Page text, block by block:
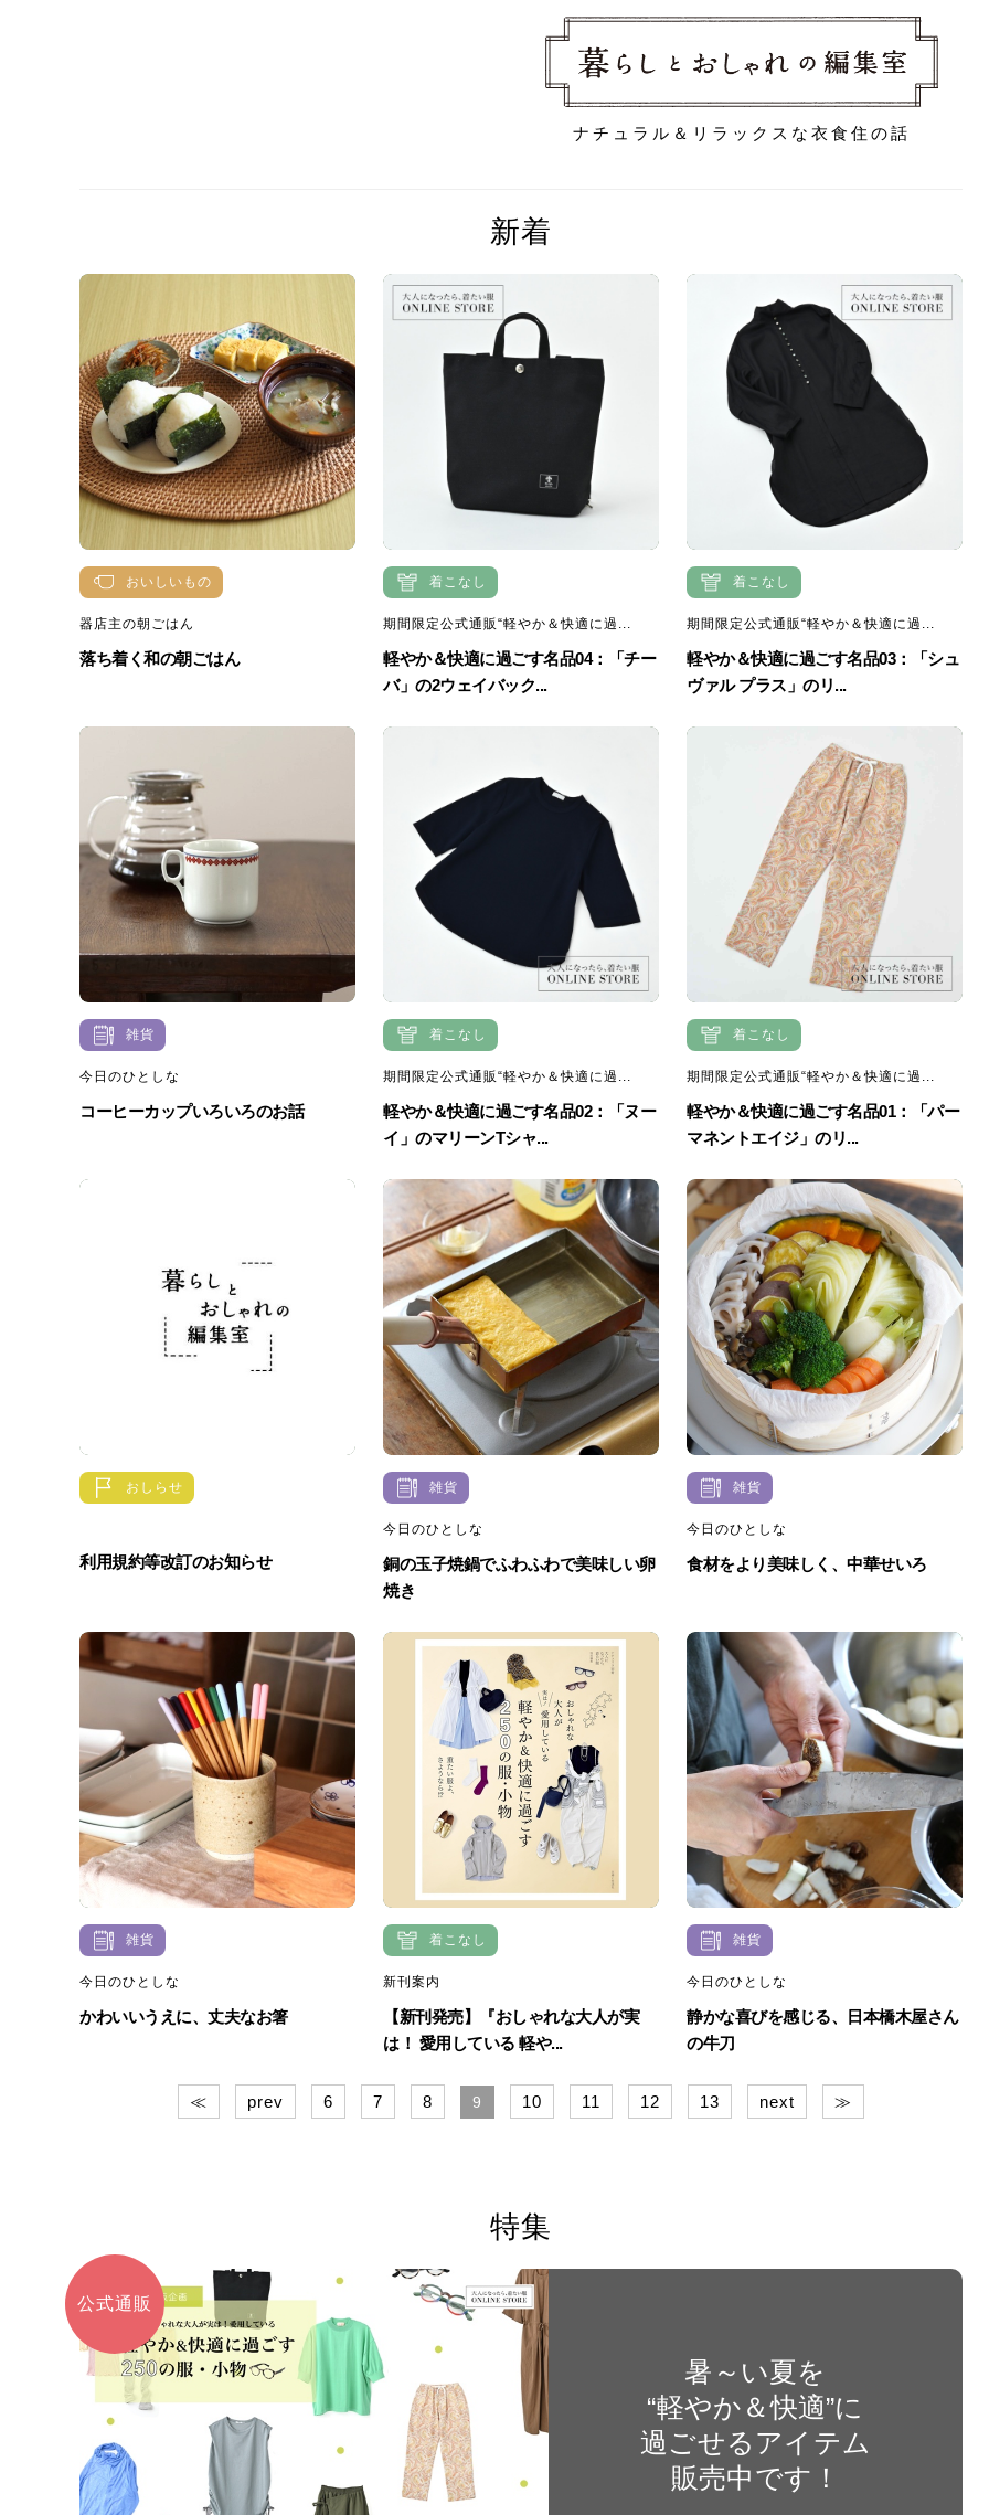
ナチュラル＆リラックスな衣食住の話
新着
おいしいもの
器店主の朝ごはん
落ち着く和の朝ごはん
着こなし
期間限定公式通販“軽やか＆快適に過...
軽やか＆快適に過ごす名品04：「チー
バ」の2ウェイバック...
着こなし
期間限定公式通販“軽やか＆快適に過...
軽やか＆快適に過ごす名品03：「シュ
ヴァル プラス」のリ...
雑貨
今日のひとしな
コーヒーカップいろいろのお話
着こなし
期間限定公式通販“軽やか＆快適に過...
軽やか＆快適に過ごす名品02：「ヌー
イ」のマリーンTシャ...
着こなし
期間限定公式通販“軽やか＆快適に過...
軽やか＆快適に過ごす名品01：「パー
マネントエイジ」のリ...
おしらせ
利用規約等改訂のお知らせ
雑貨
今日のひとしな
銅の玉子焼鍋でふわふわで美味しい卵
焼き
雑貨
今日のひとしな
食材をより美味しく、中華せいろ
雑貨
今日のひとしな
かわいいうえに、丈夫なお箸
着こなし
新刊案内
【新刊発売】『おしゃれな大人が実
は！ 愛用している 軽や...
雑貨
今日のひとしな
静かな喜びを感じる、日本橋木屋さん
の牛刀
≪ prev 6 7 8 9 10 11 12 13 next ≫
特集
公式通販
暑～い夏を
“軽やか＆快適”に
過ごせるアイテム
販売中です！